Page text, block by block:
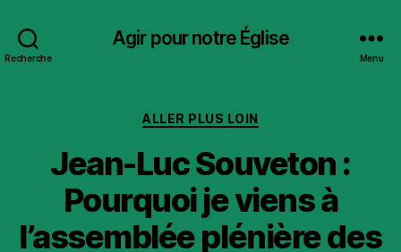
Recherche
Agir pour notre Église
Menu
Catégories
ALLER PLUS LOIN
Jean-Luc Souveton :
Pourquoi je viens à
l’assemblée plénière des